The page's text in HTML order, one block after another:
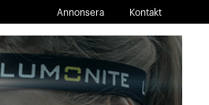
Annonsera Kontakt